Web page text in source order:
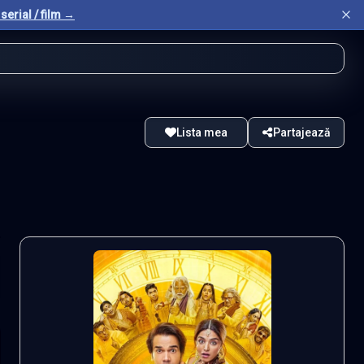
serial / film →
Lista mea Partajează